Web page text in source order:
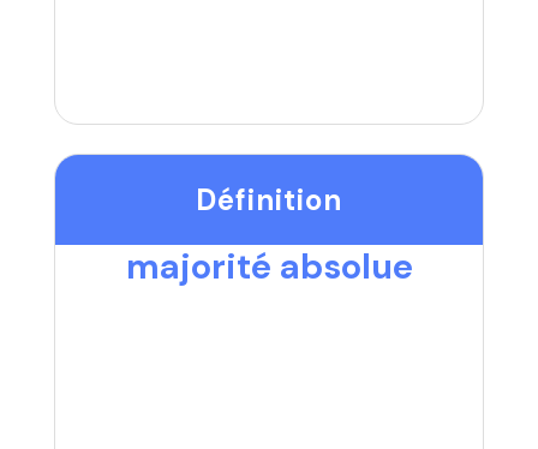
Définition
majorité absolue